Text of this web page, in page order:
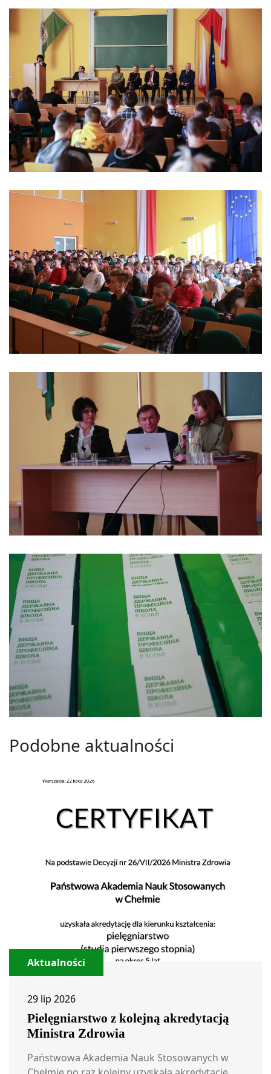
Podobne aktualności
Aktualności
29 lip 2026
Pielęgniarstwo z kolejną akredytacją
Ministra Zdrowia
Państwowa Akademia Nauk Stosowanych w